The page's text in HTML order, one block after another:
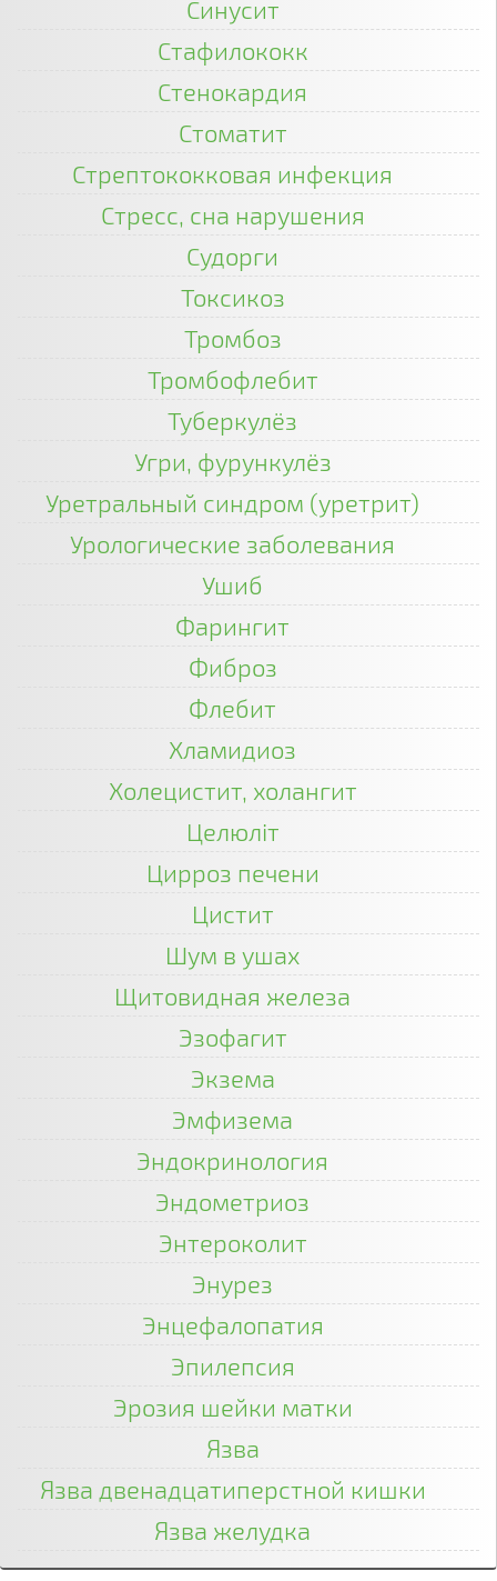
Синусит
Стафилококк
Стенокардия
Стоматит
Стрептококковая инфекция
Стресс, сна нарушения
Судорги
Токсикоз
Тромбоз
Тромбофлебит
Туберкулёз
Угри, фурункулёз
Уретральный синдром (уретрит)
Урологические заболевания
Ушиб
Фарингит
Фиброз
Флебит
Хламидиоз
Холецистит, холангит
Целюліт
Цирроз печени
Цистит
Шум в ушах
Щитовидная железа
Эзофагит
Экзема
Эмфизема
Эндокринология
Эндометриоз
Энтероколит
Энурез
Энцефалопатия
Эпилепсия
Эрозия шейки матки
Язва
Язва двенадцатиперстной кишки
Язва желудка